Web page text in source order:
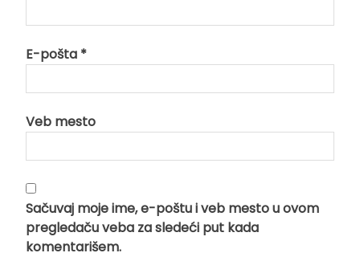
E-pošta *
Veb mesto
Sačuvaj moje ime, e-poštu i veb mesto u ovom
pregledaču veba za sledeći put kada
komentarišem.